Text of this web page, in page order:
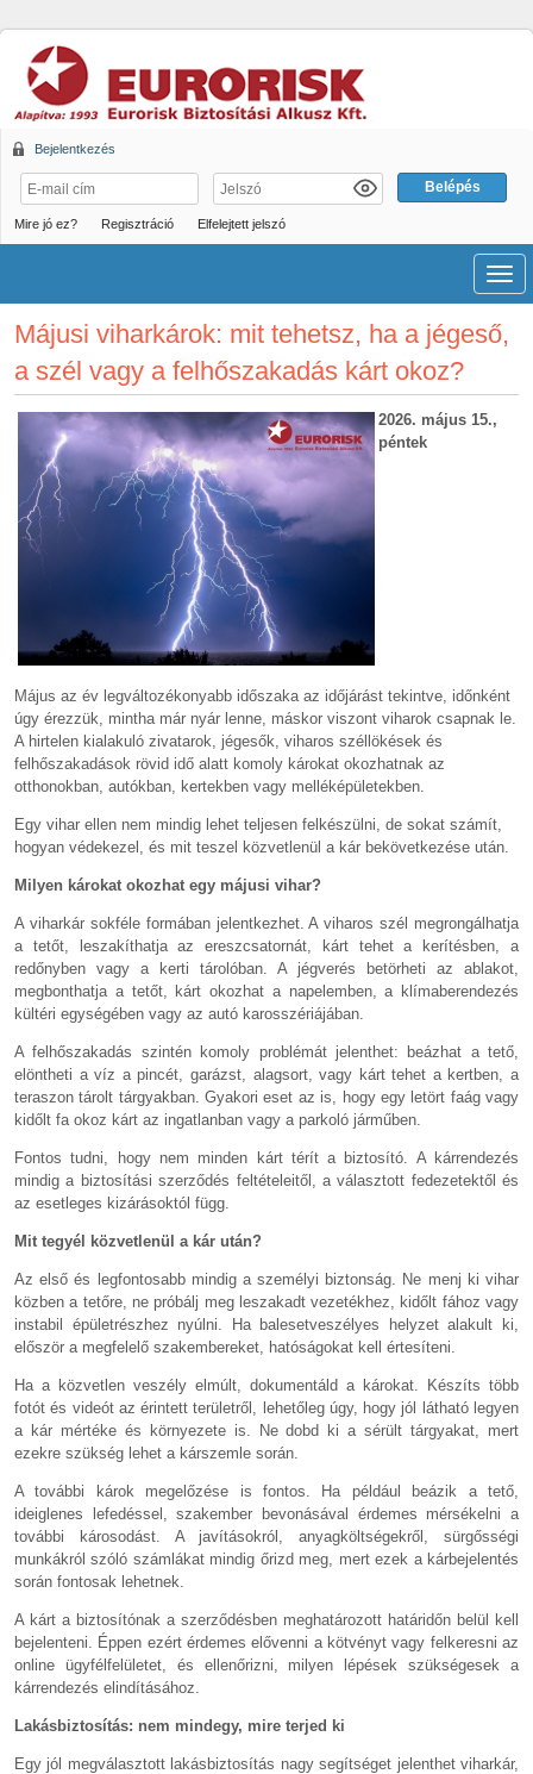
Bejelentkezés
Mire jó ez? Regisztráció Elfelejtett jelszó
Májusi viharkárok: mit tehetsz, ha a jégeső,
a szél vagy a felhőszakadás kárt okoz?
2026. május 15.,
péntek
Május az év legváltozékonyabb időszaka az időjárást tekintve, időnként
úgy érezzük, mintha már nyár lenne, máskor viszont viharok csapnak le.
A hirtelen kialakuló zivatarok, jégesők, viharos széllökések és
felhőszakadások rövid idő alatt komoly károkat okozhatnak az
otthonokban, autókban, kertekben vagy melléképületekben.
Egy vihar ellen nem mindig lehet teljesen felkészülni, de sokat számít,
hogyan védekezel, és mit teszel közvetlenül a kár bekövetkezése után.
Milyen károkat okozhat egy májusi vihar?
A viharkár sokféle formában jelentkezhet. A viharos szél megrongálhatja
a tetőt, leszakíthatja az ereszcsatornát, kárt tehet a kerítésben, a
redőnyben vagy a kerti tárolóban. A jégverés betörheti az ablakot,
megbonthatja a tetőt, kárt okozhat a napelemben, a klímaberendezés
kültéri egységében vagy az autó karosszériájában.
A felhőszakadás szintén komoly problémát jelenthet: beázhat a tető,
elöntheti a víz a pincét, garázst, alagsort, vagy kárt tehet a kertben, a
teraszon tárolt tárgyakban. Gyakori eset az is, hogy egy letört faág vagy
kidőlt fa okoz kárt az ingatlanban vagy a parkoló járműben.
Fontos tudni, hogy nem minden kárt térít a biztosító. A kárrendezés
mindig a biztosítási szerződés feltételeitől, a választott fedezetektől és
az esetleges kizárásoktól függ.
Mit tegyél közvetlenül a kár után?
Az első és legfontosabb mindig a személyi biztonság. Ne menj ki vihar
közben a tetőre, ne próbálj meg leszakadt vezetékhez, kidőlt fához vagy
instabil épületrészhez nyúlni. Ha balesetveszélyes helyzet alakult ki,
először a megfelelő szakembereket, hatóságokat kell értesíteni.
Ha a közvetlen veszély elmúlt, dokumentáld a károkat. Készíts több
fotót és videót az érintett területről, lehetőleg úgy, hogy jól látható legyen
a kár mértéke és környezete is. Ne dobd ki a sérült tárgyakat, mert
ezekre szükség lehet a kárszemle során.
A további károk megelőzése is fontos. Ha például beázik a tető,
ideiglenes lefedéssel, szakember bevonásával érdemes mérsékelni a
további károsodást. A javításokról, anyagköltségekről, sürgősségi
munkákról szóló számlákat mindig őrizd meg, mert ezek a kárbejelentés
során fontosak lehetnek.
A kárt a biztosítónak a szerződésben meghatározott határidőn belül kell
bejelenteni. Éppen ezért érdemes elővenni a kötvényt vagy felkeresni az
online ügyfélfelületet, és ellenőrizni, milyen lépések szükségesek a
kárrendezés elindításához.
Lakásbiztosítás: nem mindegy, mire terjed ki
Egy jól megválasztott lakásbiztosítás nagy segítséget jelenthet viharkár,